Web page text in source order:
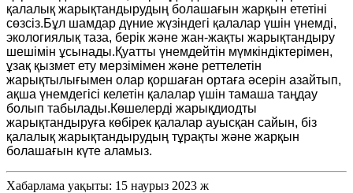
қалалық жарықтандырудың болашағын жарқын ететіні
сөзсіз.Бұл шамдар дүние жүзіндегі қалалар үшін үнемді,
экологиялық таза, берік және жан-жақты жарықтандыру
шешімін ұсынады.Қуатты үнемдейтін мүмкіндіктерімен,
ұзақ қызмет ету мерзімімен және реттелетін
жарықтылығымен олар қоршаған ортаға әсерін азайтып,
ақша үнемдегісі келетін қалалар үшін тамаша таңдау
болып табылады.Көшелерді жарықдиодты
жарықтандыруға көбірек қалалар ауысқан сайын, біз
қалалық жарықтандырудың тұрақты және жарқын
болашағын күте аламыз.
Хабарлама уақыты: 15 наурыз 2023 ж